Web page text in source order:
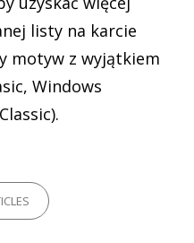
listy na karcie
motyw z wyjątkiem
Windows